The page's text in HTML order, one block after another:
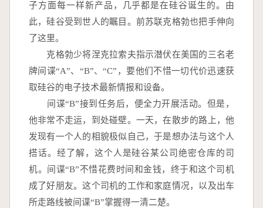
子方面每一样新产品，几乎都是在硅谷诞生的。由
此，硅谷受到世人的瞩目。前苏联克格勃也把手伸向
了这里。
克格勃少将涅克拉索夫指示潜伏在美国的三名老
牌间谍“A”、“B”、“C”，要他们不惜一切代价迅速获
取硅谷的电子技术最新情报和设备。
间谍“B”接到任务后，便全力开展活动。但是，
他非常不走运，到处碰壁。一天，在散步的路上，他
发现有一个人的相貌极似自己，于是想办法与这个人
搭话。经了解，这个人是硅谷某公司绝密仓库的司
机。间谍“B”不惜花费时间和金钱，终于和这个司机
成了好朋友。这个司机的工作和家庭情况，以及出车
所走路线被间谍“B”掌握得一清二楚。